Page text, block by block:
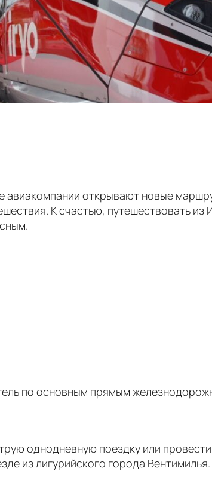
авиакомпании открывают новые
К счастью, путешествовать
по основным прямым
однодневную поездку или
из лигурийского города Вентимилья.